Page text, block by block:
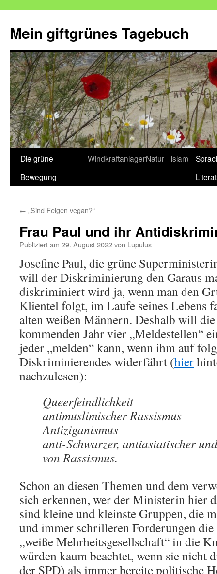
Mein giftgrünes Tagebuch
Zum
Inhalt
Die grüne
Bewegung
WindkraftanlagenNatur Islam
← „Sind Feigen vegan?“
Frau Paul und ihr
Publiziert am 29. August 2022von Lupulus
Josefine Paul, die grüne
will der Diskriminierung den Garaus
diskriminiert wird ja, wenn man den
Klientel folgt, im Laufe seines Lebens
alten weißen Männern. Deshalb will
kommenden Jahr vier „Meldestellen“
jeder „melden“ kann, wenn ihm auf
Diskriminierendes widerfährt (hier
nachzulesen):
Queerfeindlichkeit
antimuslimischer Rassismus
Antiziganismus
anti-Schwarzer, antiasiatischer
von Rassismus.
Schon an diesen Themen und dem
sich erkennen, wer der Ministerin hier
sind kleine und kleinste Gruppen, die
und immer schrilleren Forderungen
„weiße Mehrheitsgesellschaft“ in die
würden kaum beachtet, wenn sie nicht
der SPD) als immer bereite politische